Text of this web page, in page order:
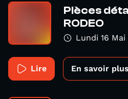
Pièces
RODEO
Lundi 16 Mai
Lire En savoir plus